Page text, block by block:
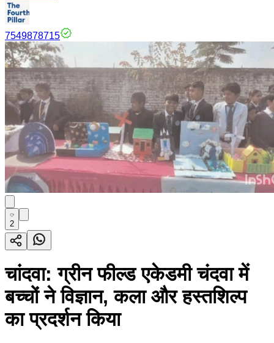
7549878715
2
चांदवा: ग्रीन फील्ड एकेडमी चंदवा में
बच्चों ने विज्ञान, कला और हस्तशिल्प
का प्रदर्शन किया